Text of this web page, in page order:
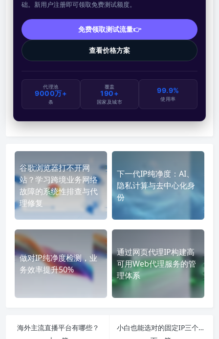
础。新用户注册即可领取免费测试额度。
免费领取测试流量👉
查看价格方案
代理池
9000万+
条
覆盖
190+
国家及城市
99.9%
使用率
谷歌浏览器打不开网
站？学习跨境业务网络
故障的系统性排查与代
理修复
下一代IP纯净度：AI、
隐私计算与去中心化身
份
做对IP纯净度检测，业
务效率提升50%
通过网页代理IP构建高
可用Web代理服务的管
理体系
海外主流直播平台有哪些？
小白也能选对的固定IP三个适用场景